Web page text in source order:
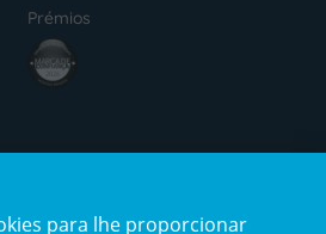
Prémios
award4
certification3
para lhe proporcionar